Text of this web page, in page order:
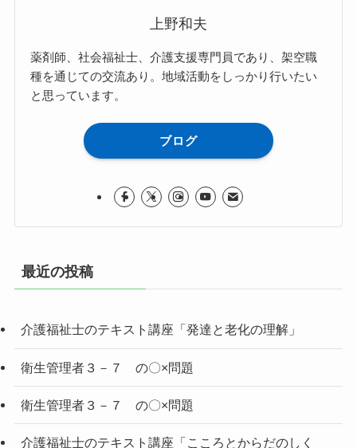
上野和夫
薬剤師、社会福祉士、介護支援専門員であり、架空職
種を通じての交流あり。地域活動をしっかり行いたい
と思っています。
ブログ
最近の投稿
介護福祉士のテキスト講座「発達と老化の理解」
衛生管理者３－７ の〇×問題
衛生管理者３－７ の〇×問題
介護福祉士のテキスト講座「こころとからだのしく